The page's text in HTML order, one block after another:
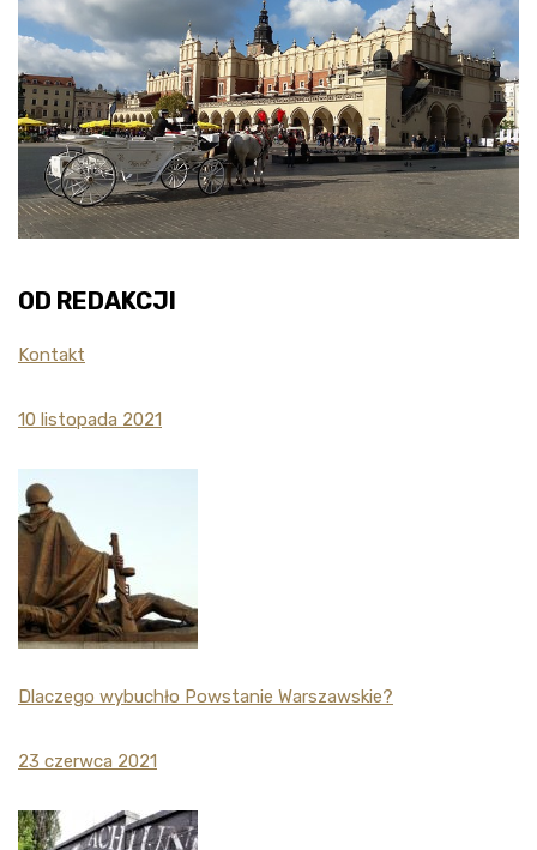
OD REDAKCJI
Kontakt
10 listopada 2021
Dlaczego wybuchło Powstanie Warszawskie?
23 czerwca 2021